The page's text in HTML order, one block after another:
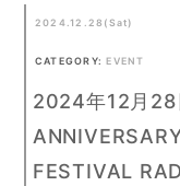
2024.12.28(Sat)
CATEGORY: EVENT
2024年12月
FESTIVAL